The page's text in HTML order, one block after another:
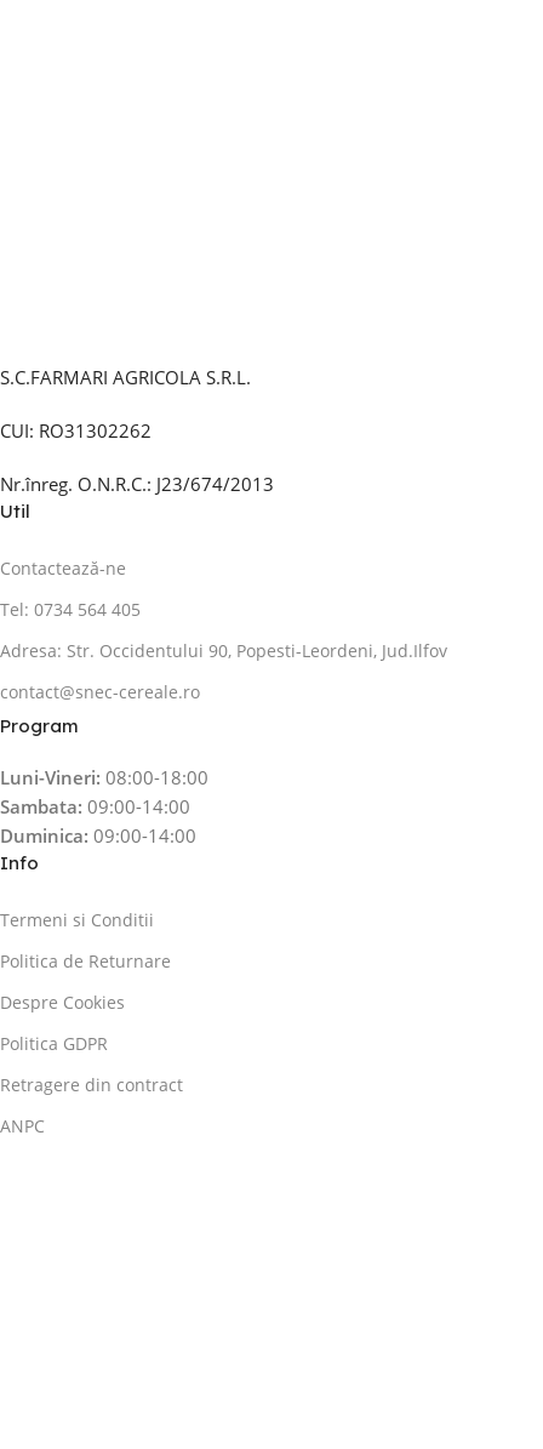
S.C.FARMARI AGRICOLA S.R.L.
CUI: RO31302262
Nr.înreg. O.N.R.C.: J23/674/2013
Util
Contactează-ne
Tel: 0734 564 405
Adresa: Str. Occidentului 90, Popesti-Leordeni, Jud.Ilfov
contact@snec-cereale.ro
Program
Luni-Vineri: 08:00-18:00
Sambata: 09:00-14:00
Duminica: 09:00-14:00
Info
Termeni si Conditii
Politica de Returnare
Despre Cookies
Politica GDPR
Retragere din contract
ANPC